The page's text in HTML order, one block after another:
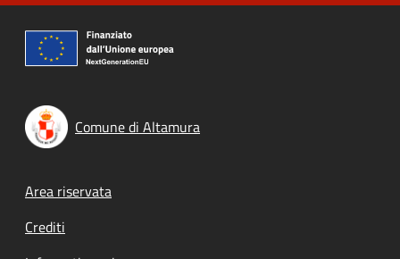
Comune di Altamura
Footer menu
Area riservata
Crediti